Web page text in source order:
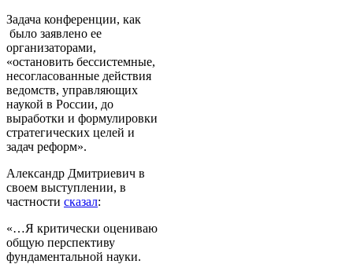
Задача конференции, как
было заявлено ее
организаторами,
«остановить бессистемные,
несогласованные действия
ведомств, управляющих
наукой в России, до
выработки и формулировки
стратегических целей и
задач реформ».
Александр Дмитриевич в
своем выступлении, в
частности сказал:
«…Я критически оцениваю
общую перспективу
фундаментальной науки.